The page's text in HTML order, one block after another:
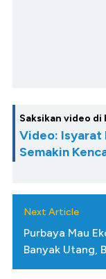
Saksikan video di
Video: Isyarat
Semakin
Next Article
Purbaya Mau
Banyak Utang,